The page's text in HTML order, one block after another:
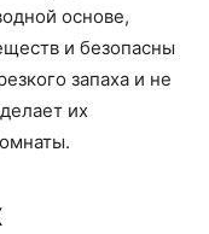
основе,
и безопасны
запаха и не
их